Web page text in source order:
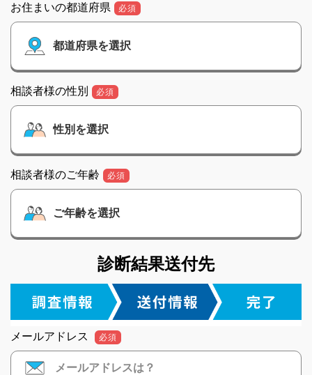
お住まいの都道府県 必須
相談者様の性別 必須
相談者様のご年齢 必須
診断結果送付先
メールアドレス 必須